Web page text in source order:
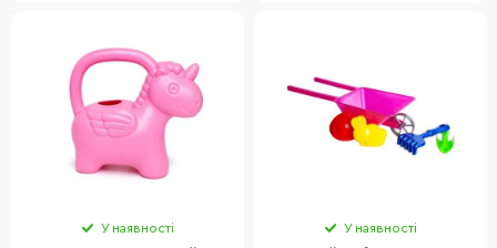
У наявності У наявності